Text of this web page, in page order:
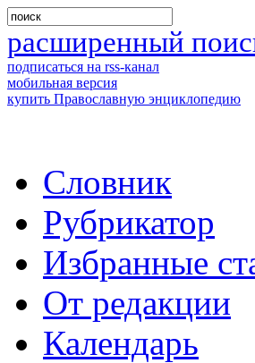
расширенный
подписаться на rss-канал
мобильная версия
купить Православную энциклопедию
Словник
Рубрикатор
Избранные
От редакции
Календарь